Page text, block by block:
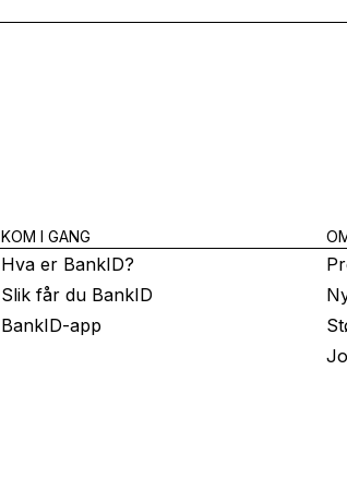
KOM I GANG
Hva er BankID?
Slik får du BankID
BankID-app